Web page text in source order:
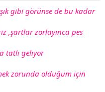
gibi görünse de bu kadar
,şartlar zorlayınca pes
tatlı geliyor
zorunda olduğum için